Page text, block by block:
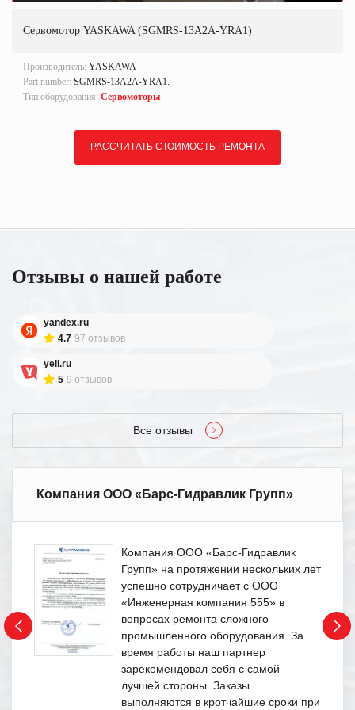
Сервомотор YASKAWA (SGMRS-13A2A-YRA1)
Производитель: YASKAWA
Part number: SGMRS-13A2A-YRA1.
Тип оборудования: Сервомоторы
РАССЧИТАТЬ СТОИМОСТЬ РЕМОНТА
Отзывы о нашей работе
yandex.ru
4.7 97 отзывов
yell.ru
5 9 отзывов
Все отзывы
Компания ООО «Барс-Гидравлик Групп»
Компания ООО «Барс-Гидравлик
Групп» на протяжении нескольких лет
успешно сотрудничает с ООО
«Инженерная компания 555» в
вопросах ремонта сложного
промышленного оборудования. За
время работы наш партнер
зарекомендовал себя с самой
лучшей стороны. Заказы
выполняются в кротчайшие сроки при